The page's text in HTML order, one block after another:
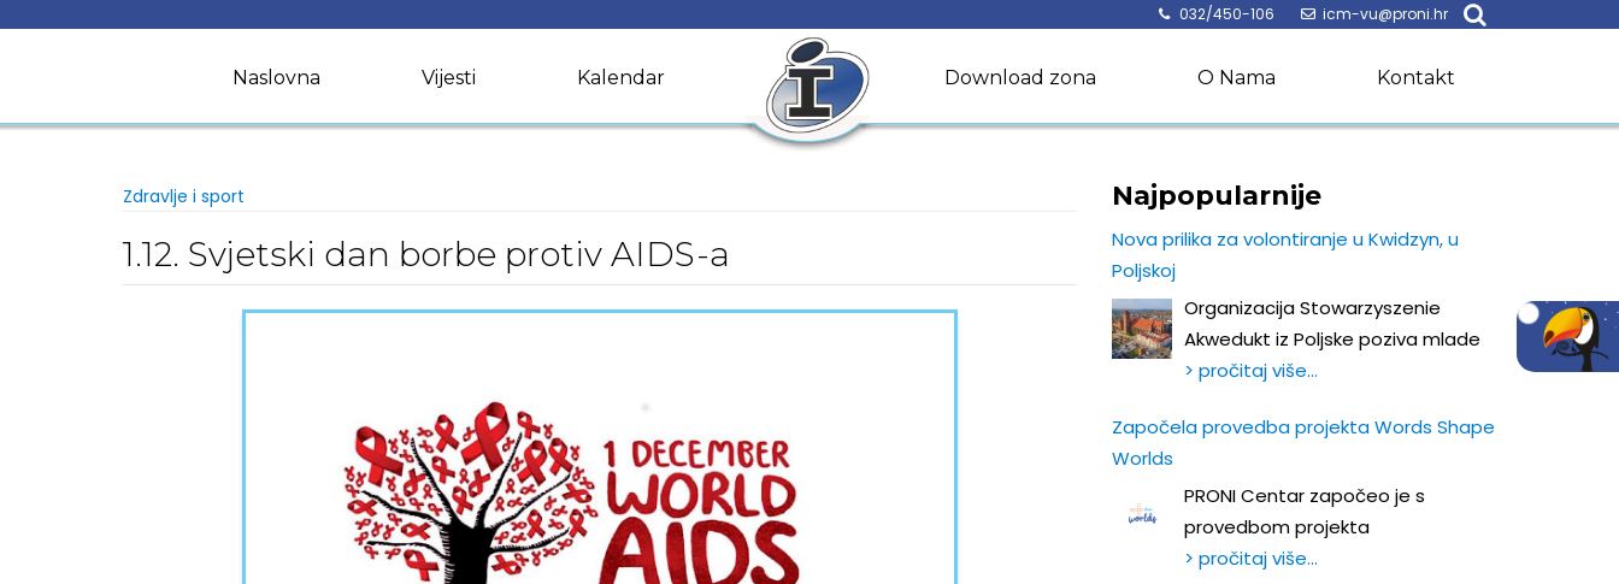
032/450-106 icm-vu@proni.hr
Naslovna Vijesti Kalendar Download zona O Nama Kontakt
Zdravlje i sport
1.12. Svjetski dan borbe protiv AIDS-a
Najpopularnije
Nova prilika za volontiranje u Kwidzyn, u
Poljskoj
Organizacija Stowarzyszenie
Akwedukt iz Poljske poziva mlade
> pročitaj više…
Započela provedba projekta Words Shape
Worlds
PRONI Centar započeo je s
provedbom projekta
> pročitaj više…